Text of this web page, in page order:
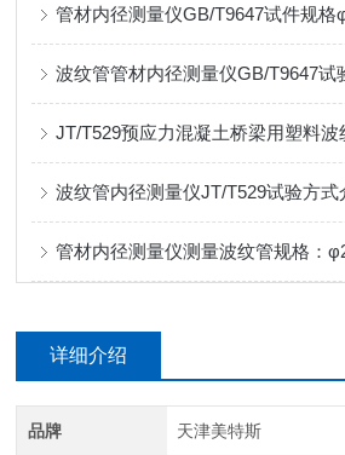
管材内径测量仪GB/T9647试件规格
波纹管管材内径测量仪GB/T9647试
JT/T529预应力混凝土桥梁用塑料波
波纹管内径测量仪JT/T529试验方式
管材内径测量仪测量波纹管规格：
详细介绍
品牌 天津美特斯